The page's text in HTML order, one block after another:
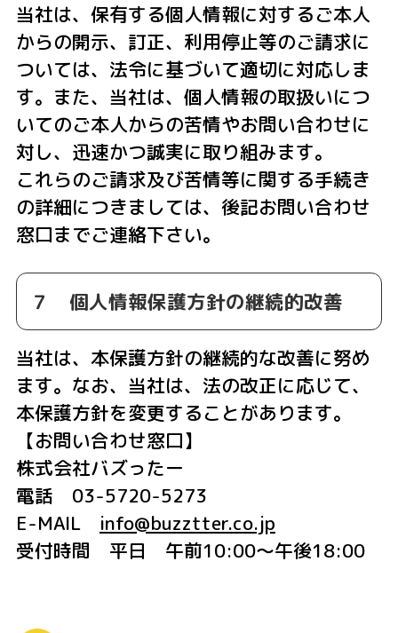
当社は、保有する個人情報に対するご本人
からの開示、訂正、利用停止等のご請求に
ついては、法令に基づいて適切に対応しま
す。また、当社は、個人情報の取扱いにつ
いてのご本人からの苦情やお問い合わせに
対し、迅速かつ誠実に取り組みます。
これらのご請求及び苦情等に関する手続き
の詳細につきましては、後記お問い合わせ
窓口までご連絡下さい。
７ 個人情報保護方針の継続的改善
当社は、本保護方針の継続的な改善に努め
ます。なお、当社は、法の改正に応じて、
本保護方針を変更することがあります。
【お問い合わせ窓口】
株式会社バズったー
電話 03-5720-5273
E-MAIL info@buzztter.co.jp
受付時間 平日 午前10:00～午後18:00